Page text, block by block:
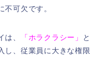
不可欠です。
、 「ホラクラシー」
と
し、従業員に大きな権限